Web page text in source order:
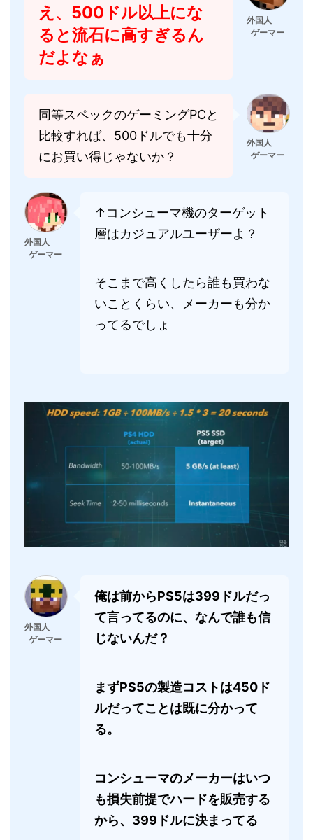
え、500ドル以上にな
ると流石に高すぎるん
だよなぁ
外国人
ゲーマー
同等スペックのゲーミングPCと
比較すれば、500ドルでも十分
にお買い得じゃないか？
外国人
ゲーマー
外国人
ゲーマー
↑コンシューマ機のターゲット
層はカジュアルユーザーよ？
そこまで高くしたら誰も買わな
いことくらい、メーカーも分か
ってるでしょ
外国人
ゲーマー
俺は前からPS5は399ドルだっ
て言ってるのに、なんで誰も信
じないんだ？
まずPS5の製造コストは450ド
ルだってことは既に分かって
る。
コンシューマのメーカーはいつ
も損失前提でハードを販売する
から、399ドルに決まってる